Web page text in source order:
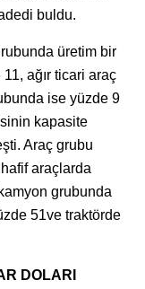
buldu.
üretim bir
ağır ticari araç
ise yüzde 9
kapasite
Araç grubu
araçlarda
grubunda
51ve traktörde
DOLARI